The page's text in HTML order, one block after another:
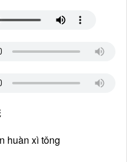
huàn xì tǒng